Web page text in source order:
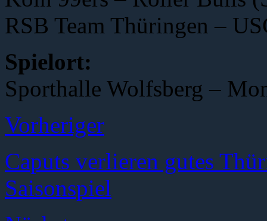
RSB Team Thüringen –
Spielort:
Sporthalle Wolfsberg –
Vorheriger
Caputs verlieren gutes
Saisonspiel